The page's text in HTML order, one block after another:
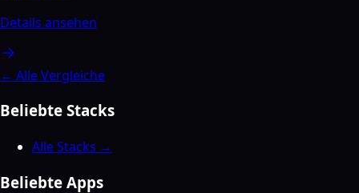
Details ansehen
← Alle Vergleiche
Beliebte Stacks
Alle Stacks →
Beliebte Apps